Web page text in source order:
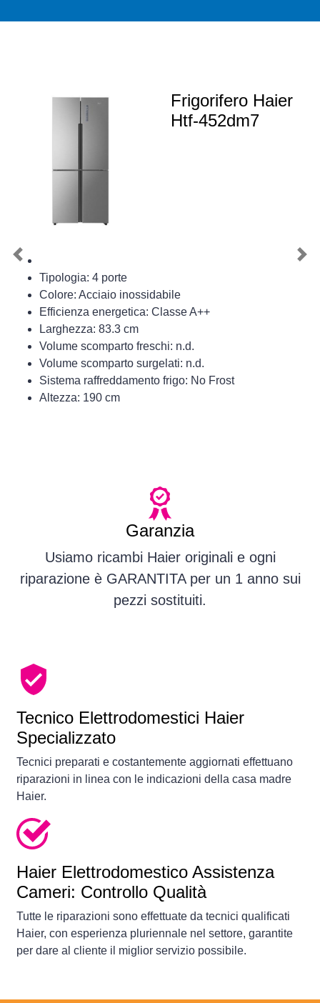
Frigorifero Haier
Htf-452dm7
Tipologia: 4 porte
Colore: Acciaio inossidabile
Efficienza energetica: Classe A++
Larghezza: 83.3 cm
Volume scomparto freschi: n.d.
Volume scomparto surgelati: n.d.
Sistema raffreddamento frigo: No Frost
Altezza: 190 cm
Previous
Garanzia
Usiamo ricambi Haier originali e ogni
riparazione è GARANTITA per un 1 anno sui
pezzi sostituiti.
Tecnico Elettrodomestici Haier
Specializzato
Tecnici preparati e costantemente aggiornati effettuano
riparazioni in linea con le indicazioni della casa madre
Haier.
Haier Elettrodomestico Assistenza
Cameri: Controllo Qualità
Tutte le riparazioni sono effettuate da tecnici qualificati
Haier, con esperienza pluriennale nel settore, garantite
per dare al cliente il miglior servizio possibile.